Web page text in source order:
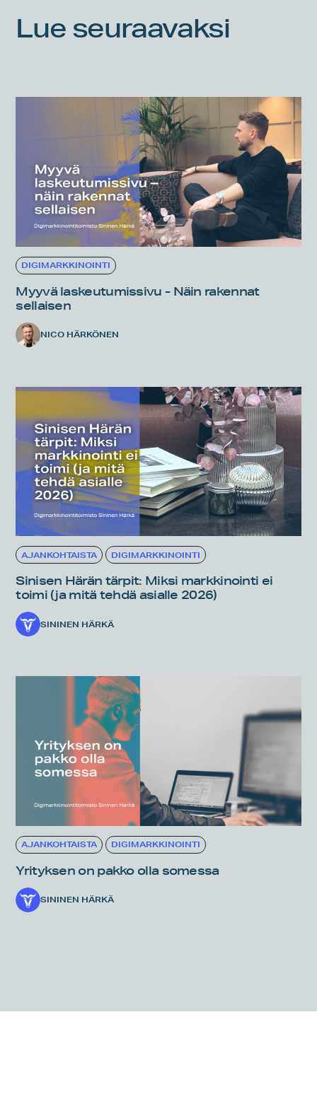
Lue seuraavaksi
DIGIMARKKINOINTI
Myyvä laskeutumissivu - Näin rakennat
sellaisen
NICO HÄRKÖNEN
AJANKOHTAISTA DIGIMARKKINOINTI
Sinisen Härän tärpit: Miksi markkinointi ei
toimi (ja mitä tehdä asialle 2026)
SININEN HÄRKÄ
AJANKOHTAISTA DIGIMARKKINOINTI
Yrityksen on pakko olla somessa
SININEN HÄRKÄ